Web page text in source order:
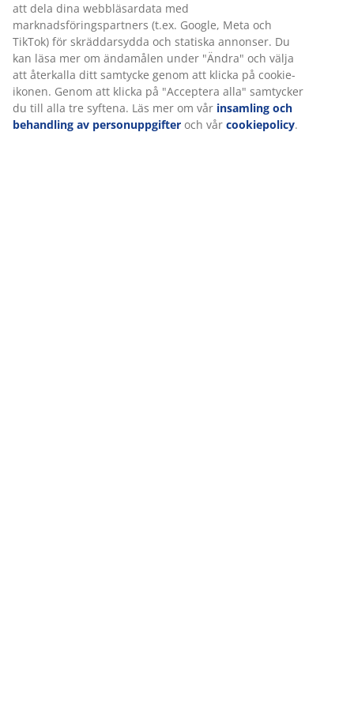
Sovställningar: Den bästa madrassen för dig
som sover på sidan, ryggen och magen
Vilken madrass är bäst för din sovställning, och varför
att dela dina webbläsardata med
marknadsföringspartners (t.ex. Google, Meta och
TikTok) för skräddarsydda och statiska annonser. Du
kan läsa mer om ändamålen under "Ändra" och välja
att återkalla ditt samtycke genom att klicka på cookie-
ikonen. Genom att klicka på "Acceptera alla" samtycker
du till alla tre syftena. Läs mer om vår insamling och
behandling av personuppgifter och vår cookiepolicy.